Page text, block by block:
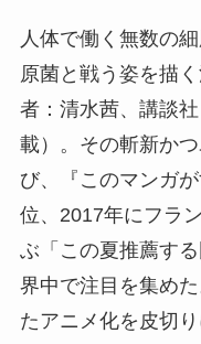
人体で働く無数の
原菌と戦う姿を描
者：清水茜、講談
載）。その斬新か
び、『このマンガ
位、2017年にフラ
ぶ「この夏推薦す
界中で注目を集め
たアニメ化を皮切